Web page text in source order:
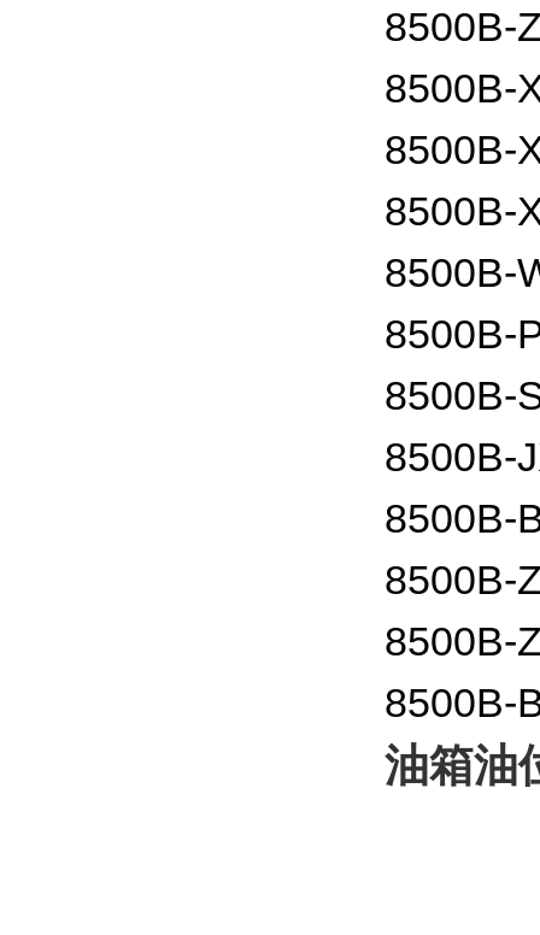
8500B-
8500B-
8500B-
8500B-
8500B-
8500B-
8500B-
8500B-
8500B-
8500B-
8500B-
8500B-
油箱油